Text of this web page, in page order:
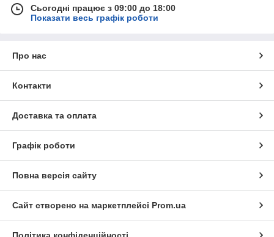
Сьогодні працює з 09:00 до 18:00
Показати весь графік роботи
Про нас
Контакти
Доставка та оплата
Графік роботи
Повна версія сайту
Сайт створено на маркетплейсі Prom.ua